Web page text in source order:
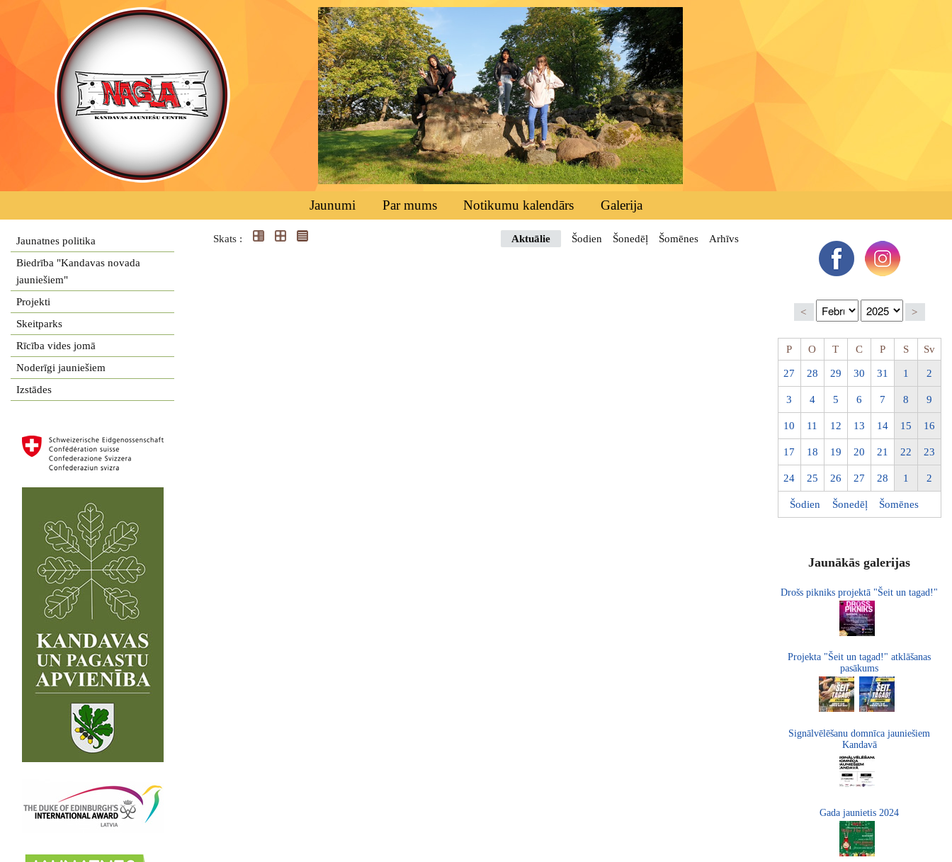
Jaunumi Par mums Notikumu kalendārs Galerija
Jaunatnes politika
Biedrība "Kandavas novada
jauniešiem"
Projekti
Skeitparks
Rīcība vides jomā
Noderīgi jauniešiem
Izstādes
Skats : Aktuālie Šodien Šonedēļ Šomēnes Arhīvs
< >
P O T C P S Sv
27 28 29 30 31 1 2
3 4 5 6 7 8 9
10 11 12 13 14 15 16
17 18 19 20 21 22 23
24 25 26 27 28 1 2
Šodien Šonedēļ Šomēnes
Jaunākās galerijas
Drošs pikniks projektā "Šeit un tagad!"
Projekta "Šeit un tagad!" atklāšanas
pasākums
Signālvēlēšanu domnīca jauniešiem
Kandavā
Gada jaunietis 2024